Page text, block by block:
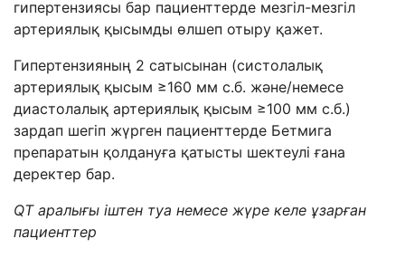
гипертензиясы бар пациенттерде мезгіл-мезгіл
артериялық қысымды өлшеп отыру қажет.
Гипертензияның 2 сатысынан (систолалық
артериялық қысым ≥160 мм с.б. және/немесе
диастолалық артериялық қысым ≥100 мм с.б.)
зардап шегіп жүрген пациенттерде Бетмига
препаратын қолдануға қатысты шектеулі ғана
деректер бар.
QT аралығы іштен туа немесе жүре келе ұзарған
пациенттер